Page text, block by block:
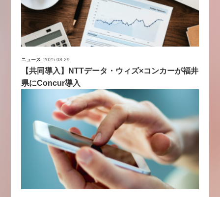
ニュース 2025.08.29
【共同導入】NTTデータ・ウィズ×コンカーが福井
県にConcur導入